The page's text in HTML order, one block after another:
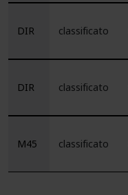
DIR classificato
DIR classificato
M45 classificato